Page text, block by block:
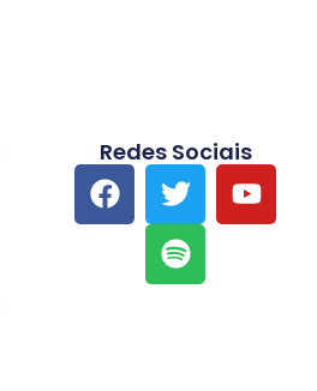
Redes Sociais